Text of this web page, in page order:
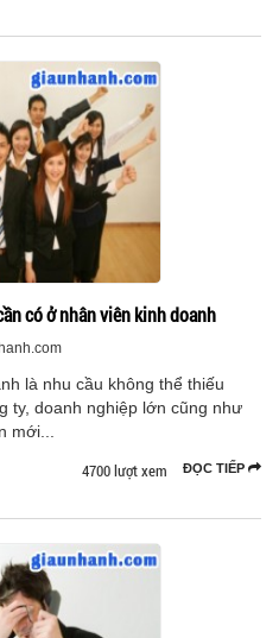
có ở nhân viên kinh doanh
là nhu cầu không thể thiếu
ty, doanh nghiệp lớn cũng như
mới...
ĐỌC TIẾP
4700 lượt xem